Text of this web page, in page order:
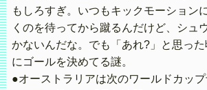
もしろすぎ。いつもキックモーション
くのを待ってから蹴るんだけど、シュ
かないんだな。でも「あれ?」と思っ
にゴールを決めてる謎。
●オーストラリアは次のワールドカッ